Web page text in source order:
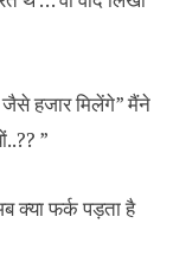
हजार मिलेंगे” मैंने
”
फर्क पड़ता है